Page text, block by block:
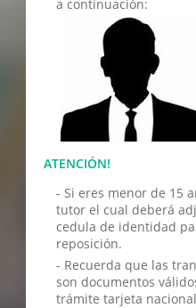
a continuación:
ATENCIÓN!
- Si eres menor de 15
tutor el cual deberá
cedula de identidad
reposición.
- Recuerda que las
son documentos
trámite tarjeta